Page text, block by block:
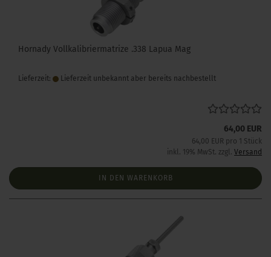
Hornady Vollkalibriermatrize .338 Lapua Mag
Lieferzeit: Lieferzeit unbekannt aber bereits nachbestellt
64,00 EUR
64,00 EUR pro 1 Stück
inkl. 19% MwSt. zzgl. Versand
IN DEN WARENKORB